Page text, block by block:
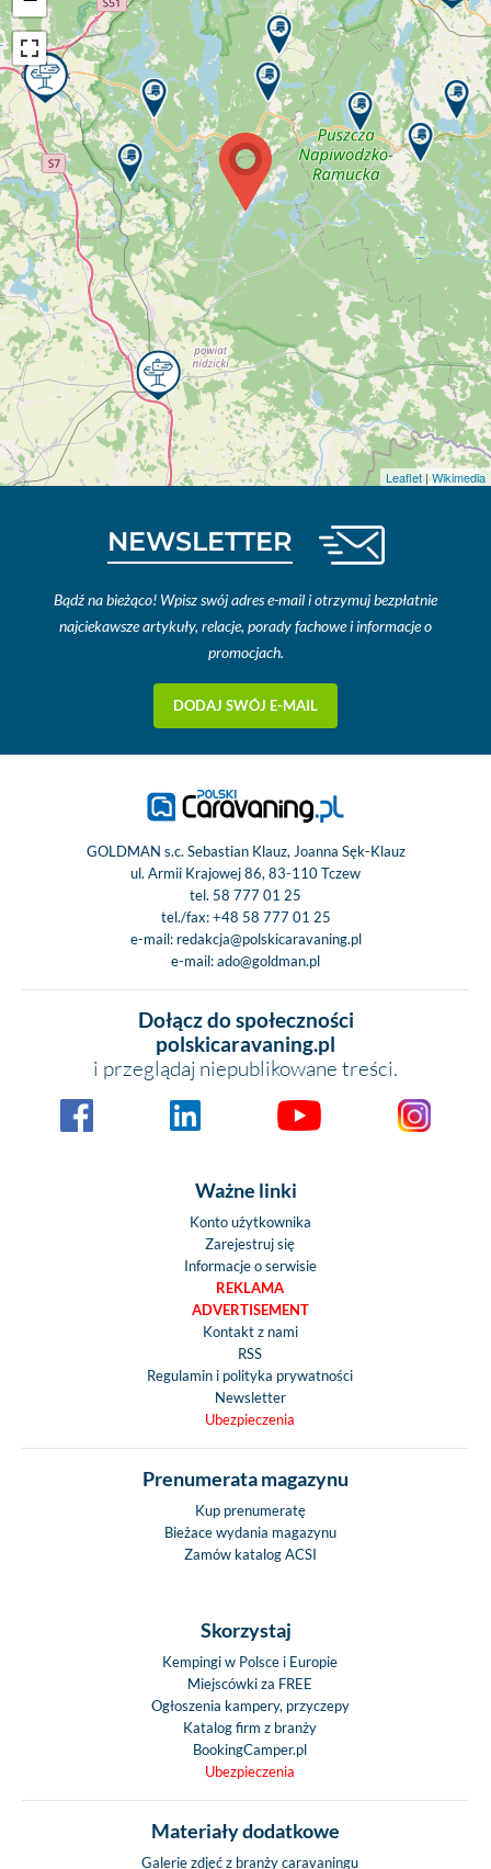
Leaflet | Wikimedia
NEWSLETTER
Bądź na bieżąco! Wpisz swój adres e-mail i otrzymuj bezpłatnie
najciekawsze artykuły, relacje, porady fachowe i informacje o
promocjach.
DODAJ SWÓJ E-MAIL
GOLDMAN s.c. Sebastian Klauz, Joanna Sęk-Klauz
ul. Armii Krajowej 86, 83-110 Tczew
tel. 58 777 01 25
tel./fax:+48 58 777 01 25
e-mail: redakcja@polskicaravaning.pl
e-mail:ado@goldman.pl
Dołącz do społeczności
polskicaravaning.pl
i przeglądaj niepublikowane treści.
Ważne linki
Konto użytkownika
Zarejestruj się
Informacje o serwisie
REKLAMA
ADVERTISEMENT
Kontakt z nami
RSS
Regulamin i polityka prywatności
Newsletter
Ubezpieczenia
Prenumerata magazynu
Kup prenumeratę
Bieżace wydania magazynu
Zamów katalog ACSI
Skorzystaj
Kempingi w Polsce i Europie
Miejscówki za FREE
Ogłoszenia kampery, przyczepy
Katalog firm z branży
BookingCamper.pl
Ubezpieczenia
Materiały dodatkowe
Galerie zdjęć z branży caravaningu